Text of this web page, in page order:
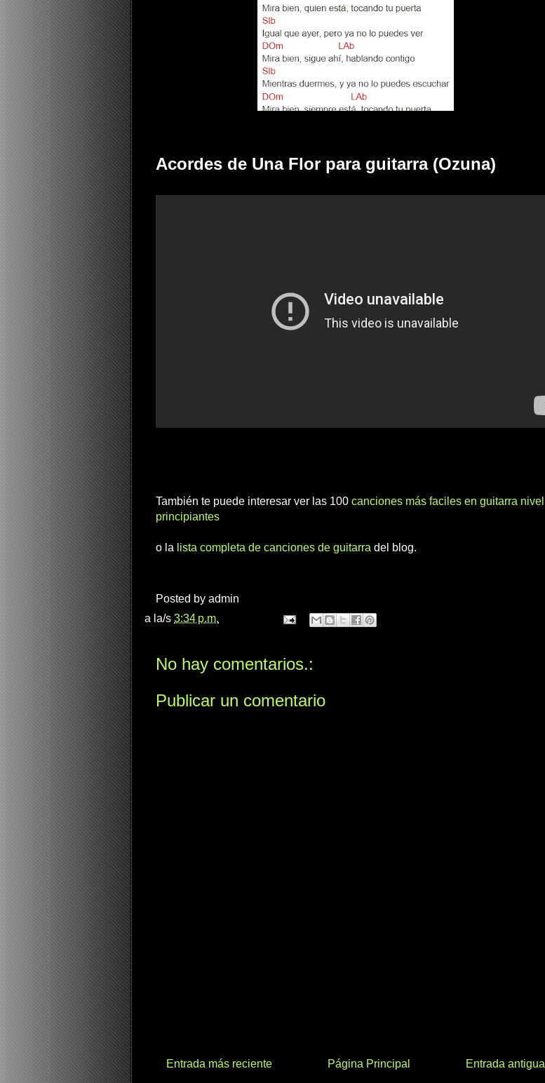
Acordes de Una Flor para guitarra (Ozuna)
También te puede interesar ver las 100 canciones más faciles en guitarra nivel
principiantes
o la lista completa de canciones de guitarra del blog.
Posted by admin
a la/s 3:34 p.m.
No hay comentarios.:
Publicar un comentario
Entrada más reciente Entrada antigua
Página Principal